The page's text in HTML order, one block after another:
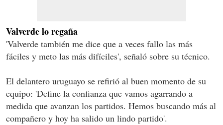
Valverde lo regaña
'Valverde también me dice que a veces fallo las más
fáciles y meto las más difíciles', señaló sobre su técnico.
El delantero uruguayo se refirió al buen momento de su
equipo: 'Define la confianza que vamos agarrando a
medida que avanzan los partidos. Hemos buscando más al
compañero y hoy ha salido un lindo partido'.